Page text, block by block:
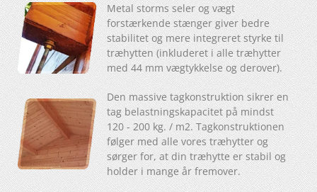
Metal storms seler og vægt
forstærkende stænger giver bedre
stabilitet og mere integreret styrke til
træhytten (inkluderet i alle træhytter
med 44 mm vægtykkelse og derover).
Den massive tagkonstruktion sikrer en
tag belastningskapacitet på mindst
120 - 200 kg. / m2. Tagkonstruktionen
følger med alle vores træhytter og
sørger for, at din træhytte er stabil og
holder i mange år fremover.